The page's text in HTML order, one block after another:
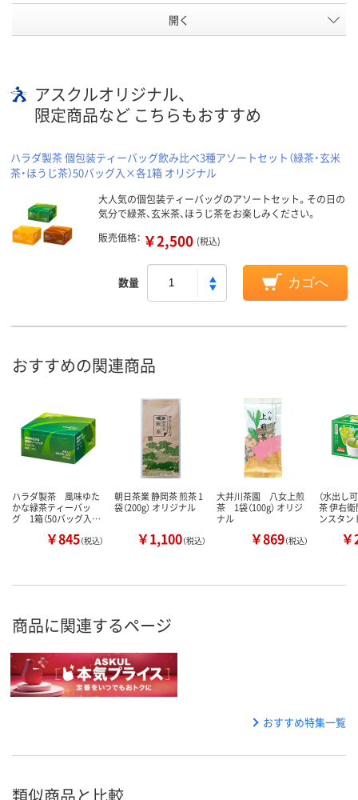
開く
アスクルオリジナル、
限定商品など こちらもおすすめ
ハラダ製茶 個包装ティーバッグ飲み比べ3種アソートセット（緑茶・玄米
茶・ほうじ茶）50バッグ入×各1箱 オリジナル
大人気の個包装ティーバッグのアソートセット。その日の
気分で緑茶、玄米茶、ほうじ茶をお楽しみください。
販売価格： ￥2,500 (税込)
数量 カゴへ
おすすめの関連商品
ハラダ製茶 風味ゆた
かな緑茶ティーバッ
グ 1箱（50バッグ入…
￥845（税込）
朝日茶業 静岡茶 煎茶 1
袋（200g） オリジナル
￥1,100（税込）
大井川茶園 八女上煎
茶 1袋（100g） オリジ
ナル
￥869（税込）
（水出し
茶 伊右
ンスタ
商品に関連するページ
おすすめ特集一覧